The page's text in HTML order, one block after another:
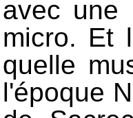
avec une
micro. Et
quelle
l'époque